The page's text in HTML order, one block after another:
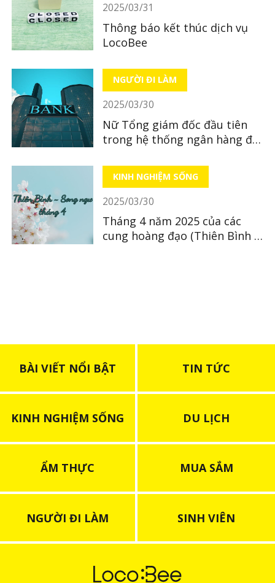
2025/03/31
Thông báo kết thúc dịch vụ
LocoBee
NGƯỜI ĐI LÀM
2025/03/30
Nữ Tổng giám đốc đầu tiên
trong hệ thống ngân hàng địa
KINH NGHIỆM SỐNG
2025/03/30
Tháng 4 năm 2025 của các
cung hoàng đạo (Thiên Bình ~
BÀI VIẾT NỔI BẬT TIN TỨC
KINH NGHIỆM SỐNG DU LỊCH
ẨM THỰC MUA SẮM
NGƯỜI ĐI LÀM SINH VIÊN